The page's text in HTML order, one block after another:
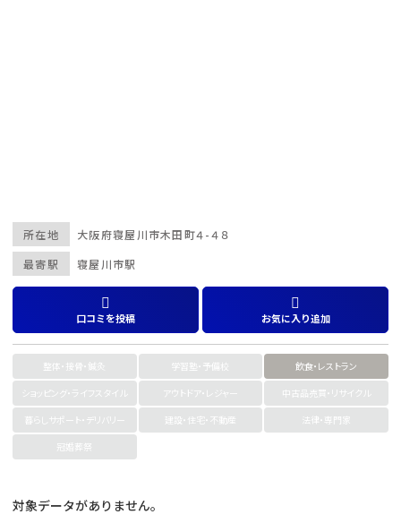
最寄駅 寝屋川市駅
所在地 大阪府寝屋川市木田町４-４８
口コミを投稿 お気に入り追加
整体・接骨・鍼灸 学習塾・予備校
飲食・レストラン
ショッピング・ライフスタイル
アウトドア・レジャー
中古品売買・リサイクル
暮らしサポート・デリバリー
建設・住宅・不動産
法律・専門家
冠婚葬祭
対象データがありません。